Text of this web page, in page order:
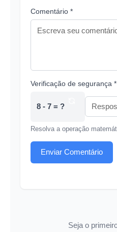
Comentário *
Verificação de segurança *
8 - 7 = ?
Resolva a operação
Enviar Comentário
Seja o